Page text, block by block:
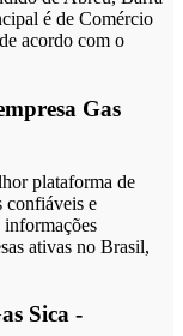
é de Comércio
acordo com o
Gas
plataforma de
confiáveis e
informações
ativas no Brasil,
Sica -